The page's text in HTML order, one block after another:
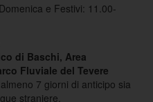
e Festivi: 11.00-
di Baschi, Area
Fluviale del Tevere
7 giorni di anticipo sia
straniere.